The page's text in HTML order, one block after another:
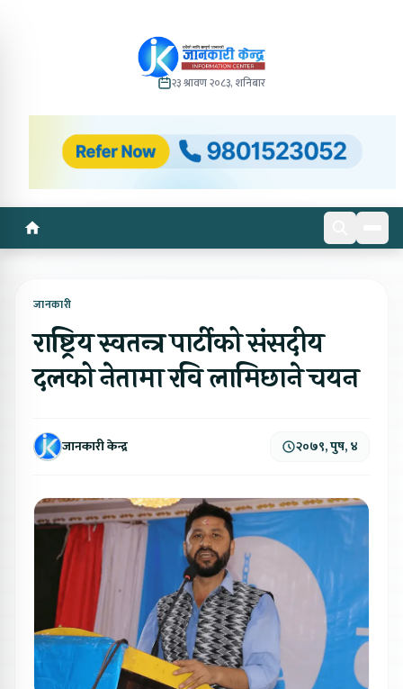
२३ श्रावण २०८३, शनिबार
जानकारी
राष्ट्रिय स्वतन्त्र पार्टीको संसदीय
दलको नेतामा रवि लामिछाने चयन
जानकारी केन्द्र २०७९, पुष, ४